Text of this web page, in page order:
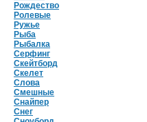
Рождество
Ролевые
Ружье
Рыба
Рыбалка
Серфинг
Скейтборд
Скелет
Слова
Смешные
Снайпер
Снег